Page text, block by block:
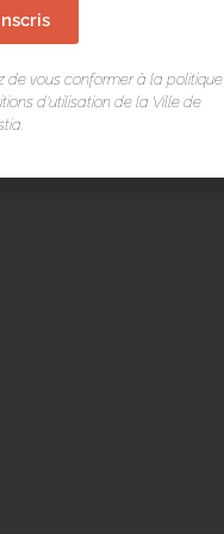
de vous conformer à la politique
d’utilisation de la Ville de